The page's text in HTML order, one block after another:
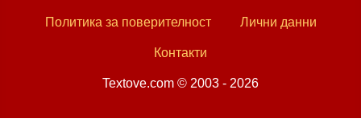
Политика за поверителност Лични данни
Контакти
Textove.com © 2003 - 2026